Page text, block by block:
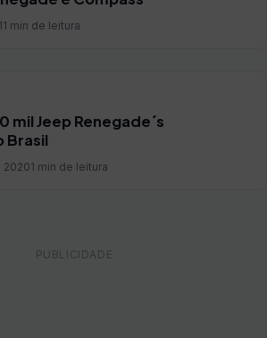
1 min de leitura
mil Jeep Renegade´s
Brasil
20201 min de leitura